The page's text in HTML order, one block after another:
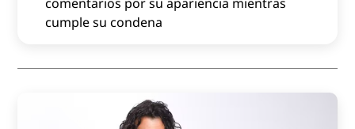
cumple su condena